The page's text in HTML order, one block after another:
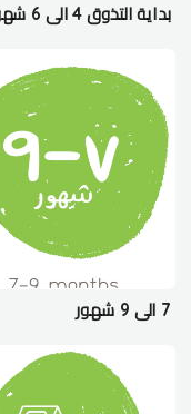
بداية التذوق 4 الى 6 شهور
7 الى 9 شهور